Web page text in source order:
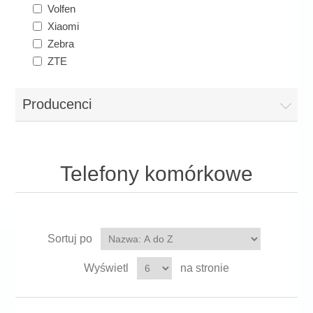
Volfen
Xiaomi
Zebra
ZTE
Producenci
Telefony komórkowe
Sortuj po
Wyświetl na stronie